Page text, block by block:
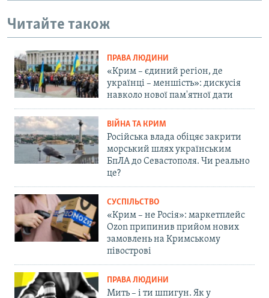
Читайте також
ПРАВА ЛЮДИНИ
«Крим – єдиний регіон, де
українці – меншість»: дискусія
навколо нової пам'ятної дати
ВІЙНА ТА КРИМ
Російська влада обіцяє закрити
морський шлях українським
БпЛА до Севастополя. Чи реально
це?
СУСПІЛЬСТВО
«Крим – не Росія»: маркетплейс
Ozon припинив прийом нових
замовлень на Кримському
півострові
ПРАВА ЛЮДИНИ
Мить – і ти шпигун. Як у